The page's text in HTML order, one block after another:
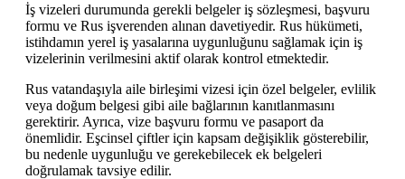
İş vizeleri durumunda gerekli belgeler iş sözleşmesi, başvuru
formu ve Rus işverenden alınan davetiyedir. Rus hükümeti,
istihdamın yerel iş yasalarına uygunluğunu sağlamak için iş
vizelerinin verilmesini aktif olarak kontrol etmektedir.
Rus vatandaşıyla aile birleşimi vizesi için özel belgeler, evlilik
veya doğum belgesi gibi aile bağlarının kanıtlanmasını
gerektirir. Ayrıca, vize başvuru formu ve pasaport da
önemlidir. Eşcinsel çiftler için kapsam değişiklik gösterebilir,
bu nedenle uygunluğu ve gerekebilecek ek belgeleri
doğrulamak tavsiye edilir.